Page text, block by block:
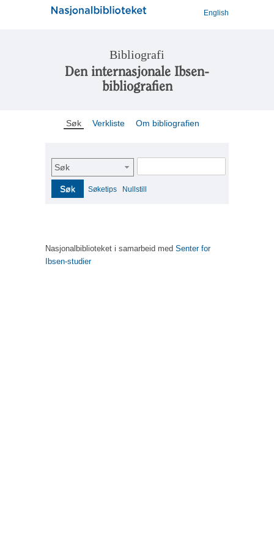
English
Bibliografi
Den internasjonale Ibsen-
bibliografien
Søk Verkliste Om bibliografien
Søk
Søk Søketips Nullstill
Nasjonalbiblioteket i samarbeid med Senter for
Ibsen-studier